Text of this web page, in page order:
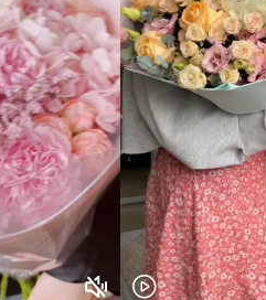
Или
Москва и
Нижний
Казань
Челябинск